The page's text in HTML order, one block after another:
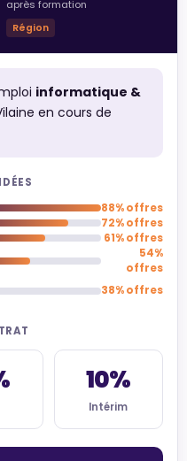
après formation
Région
informatique &
en cours de
88% offres
72% offres
61% offres
54%
offres
38% offres
10%
Intérim